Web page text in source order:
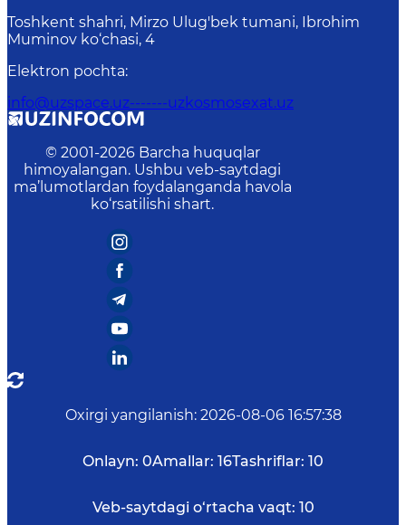
Toshkent shahri, Mirzo Ulug'bek tumani, Ibrohim
Muminov ko‘chasi, 4
Elektron pochta:
info@uzspace.uz-------uzkosmosexat.uz
© 2001-2026 Barcha huquqlar
himoyalangan. Ushbu veb-saytdagi
ma’lumotlardan foydalanganda havola
ko‘rsatilishi shart.
Oxirgi yangilanish: 2026-08-06 16:57:38
Onlayn: 0Amallar: 16Tashriflar: 10
Veb-saytdagi o‘rtacha vaqt: 10